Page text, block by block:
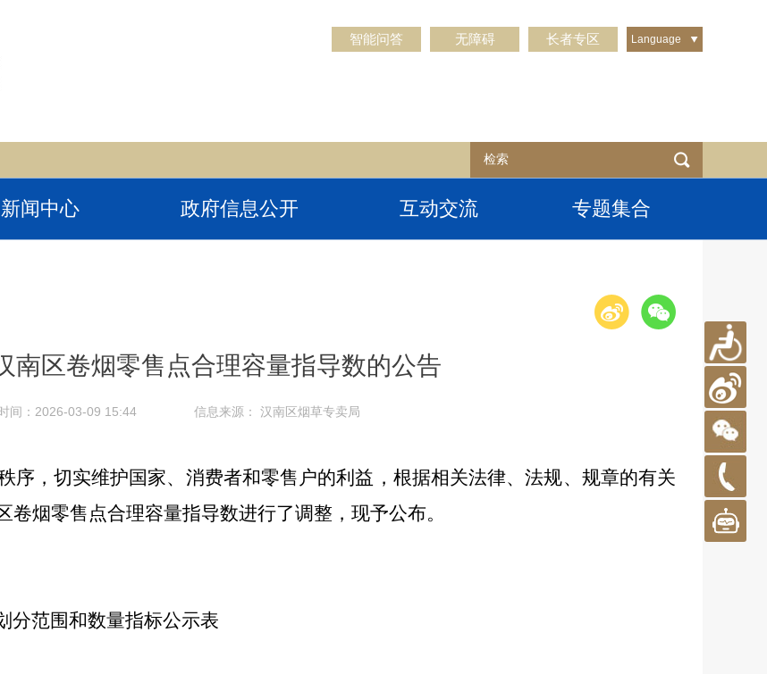
智能问答 无障碍 长者专区 Language
新闻中心 政府信息公开 互动交流 专题集合
南区卷烟零售点合理容量指导数的公告
间：2026-03-09 15:44 信息来源： 汉南区烟草专卖局
序，切实维护国家、消费者和零售户的利益，根据相关法律、法规、规章的有关
卷烟零售点合理容量指导数进行了调整，现予公布。
分范围和数量指标公示表